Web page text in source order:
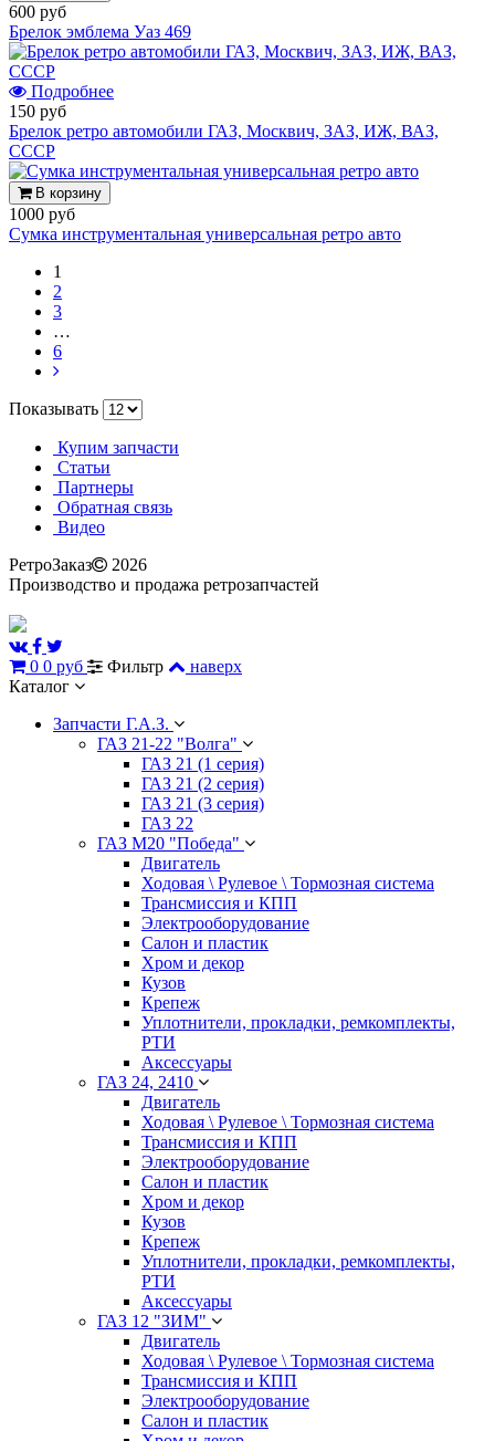
600 руб
Брелок эмблема Уаз 469
Подробнее
150 руб
Брелок ретро автомобили ГАЗ, Москвич, ЗАЗ, ИЖ, ВАЗ,
СССР
В корзину
1000 руб
Сумка инструментальная универсальная ретро авто
1
2
3
…
6
Показывать
Купим запчасти
Статьи
Партнеры
Обратная связь
Видео
РетроЗаказ
2026
Производство и продажа ретрозапчастей
0 0 руб Фильтр
наверх
Каталог
Запчасти Г.А.З.
ГАЗ 21-22 "Волга"
ГАЗ 21 (1 серия)
ГАЗ 21 (2 серия)
ГАЗ 21 (3 серия)
ГАЗ 22
ГАЗ М20 "Победа"
Двигатель
Ходовая \ Рулевое \ Тормозная система
Трансмиссия и КПП
Электрооборудование
Салон и пластик
Хром и декор
Кузов
Крепеж
Уплотнители, прокладки, ремкомплекты,
РТИ
Аксессуары
ГАЗ 24, 2410
Двигатель
Ходовая \ Рулевое \ Тормозная система
Трансмиссия и КПП
Электрооборудование
Салон и пластик
Хром и декор
Кузов
Крепеж
Уплотнители, прокладки, ремкомплекты,
РТИ
Аксессуары
ГАЗ 12 "ЗИМ"
Двигатель
Ходовая \ Рулевое \ Тормозная система
Трансмиссия и КПП
Электрооборудование
Салон и пластик